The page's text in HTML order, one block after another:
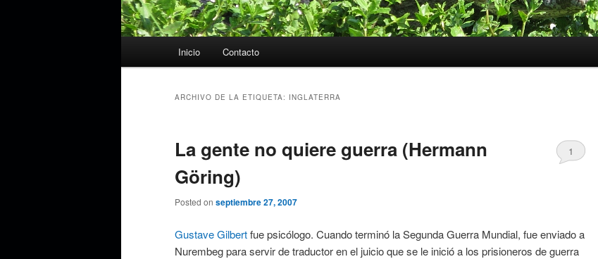
Inicio Contacto
ARCHIVO DE LA ETIQUETA: INGLATERRA
La gente no quiere guerra (Hermann
Göring)
Posted on septiembre 27, 2007
1
Gustave Gilbertfue psicólogo. Cuando terminó la Segunda Guerra Mundial, fue enviado a
Nurembeg para servir de traductor en el juicio que se le inició a los prisioneros de guerra